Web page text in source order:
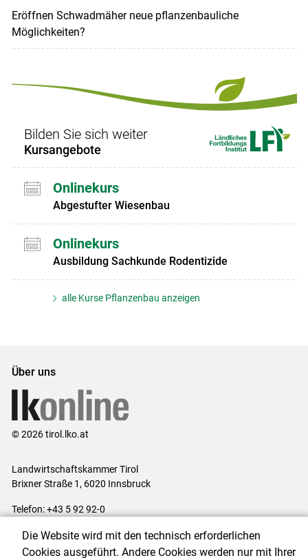
Eröffnen Schwadmäher neue pflanzenbauliche
Möglichkeiten?
Bilden Sie sich weiter
Kursangebote
Onlinekurs
Abgestufter Wiesenbau
Onlinekurs
Ausbildung Sachkunde Rodentizide
alle Kurse Pflanzenbau anzeigen
Über uns
© 2026 tirol.lko.at
Landwirtschaftskammer Tirol
Brixner Straße 1, 6020 Innsbruck
Telefon: +43 5 92 92-0
Impressum|Kontakt|Datenschutzerklärung|Barrierefreiheit|
Die Website wird mit den technisch erforderlichen
Cookies ausgeführt. Andere Cookies werden nur mit Ihrer